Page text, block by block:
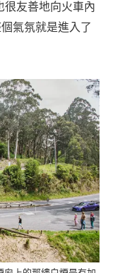
很友善地向火車內
氣氛就是進入了